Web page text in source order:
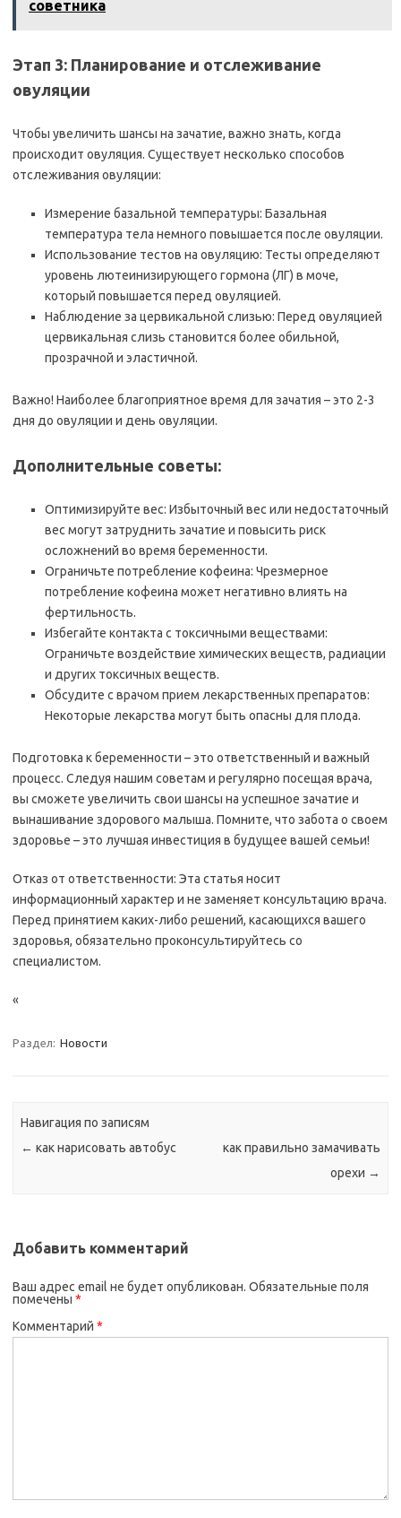
советника
Этап 3: Планирование и отслеживание
овуляции
Чтобы увеличить шансы на зачатие, важно знать, когда
происходит овуляция. Существует несколько способов
отслеживания овуляции:
Измерение базальной температуры: Базальная
температура тела немного повышается после овуляции.
Использование тестов на овуляцию: Тесты определяют
уровень лютеинизирующего гормона (ЛГ) в моче,
который повышается перед овуляцией.
Наблюдение за цервикальной слизью: Перед овуляцией
цервикальная слизь становится более обильной,
прозрачной и эластичной.
Важно! Наиболее благоприятное время для зачатия – это 2-3
дня до овуляции и день овуляции.
Дополнительные советы:
Оптимизируйте вес: Избыточный вес или недостаточный
вес могут затруднить зачатие и повысить риск
осложнений во время беременности.
Ограничьте потребление кофеина: Чрезмерное
потребление кофеина может негативно влиять на
фертильность.
Избегайте контакта с токсичными веществами:
Ограничьте воздействие химических веществ, радиации
и других токсичных веществ.
Обсудите с врачом прием лекарственных препаратов:
Некоторые лекарства могут быть опасны для плода.
Подготовка к беременности – это ответственный и важный
процесс. Следуя нашим советам и регулярно посещая врача,
вы сможете увеличить свои шансы на успешное зачатие и
вынашивание здорового малыша. Помните, что забота о своем
здоровье – это лучшая инвестиция в будущее вашей семьи!
Отказ от ответственности: Эта статья носит
информационный характер и не заменяет консультацию врача.
Перед принятием каких-либо решений, касающихся вашего
здоровья, обязательно проконсультируйтесь со
специалистом.
«
Раздел: Новости
Навигация по записям
← как нарисовать автобус
как правильно замачивать
орехи →
Добавить комментарий
Ваш адрес email не будет опубликован. Обязательные поля
помечены *
Комментарий *